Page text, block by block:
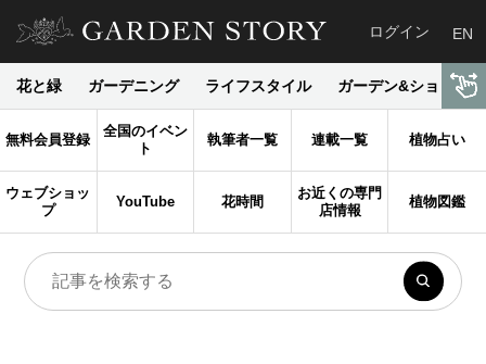
ログイン EN
花と緑 ガーデニング ライフスタイル ガーデン&ショップ
無料会員登録
全国のイベン
ト
執筆者一覧 連載一覧 植物占い
ウェブショッ
プ
YouTube 花時間
お近くの専門
店情報
植物図鑑